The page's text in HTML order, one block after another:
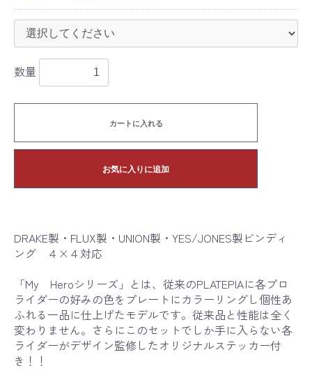
数量
カートに入れる
お気に入りに追加
DRAKE製・FLUX製・UNION製・YES/JONES製ビンディ
ング ４×４対応
「My Heroシリーズ」とは、従来のPLATEPIAに各プロ
ライダーの好みの色をプレートにカラーリングし個性あ
ふれる一品に仕上げたモデルです。従来品と性能は全く
変わりません。さらにこのセットでしか手に入らない各
ライダーがデザイン監修したオリジナルステッカー付
き！！